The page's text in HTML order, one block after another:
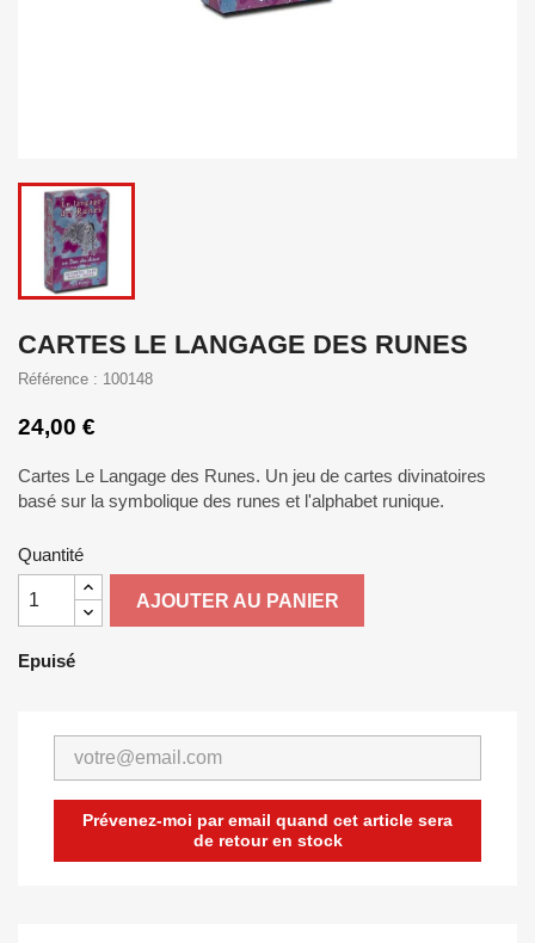
CARTES LE LANGAGE DES RUNES
Référence : 100148
24,00 €
Cartes Le Langage des Runes. Un jeu de cartes divinatoires
basé sur la symbolique des runes et l'alphabet runique.
Quantité
AJOUTER AU PANIER
Epuisé
Prévenez-moi par email quand cet article sera
de retour en stock